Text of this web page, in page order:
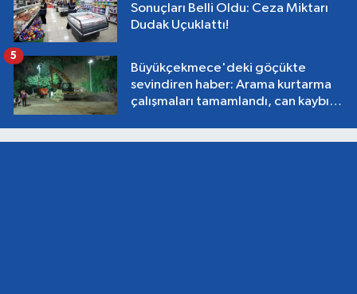
Sonuçları Belli Oldu: Ceza Miktarı
Dudak Uçuklattı!
Büyükçekmece'deki göçükte
sevindiren haber: Arama kurtarma
çalışmaları tamamlandı, can kaybı
5